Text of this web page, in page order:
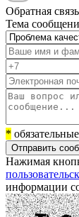
Обратная связь
Тема
*
Отправить
Нажимая
информации